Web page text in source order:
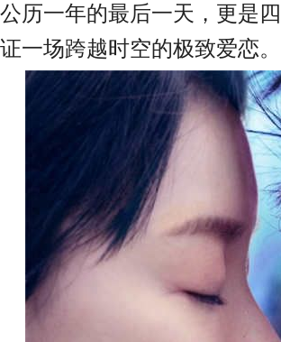
公历一年的最后一天 ， 更是
证一场跨越时空的极致爱恋。